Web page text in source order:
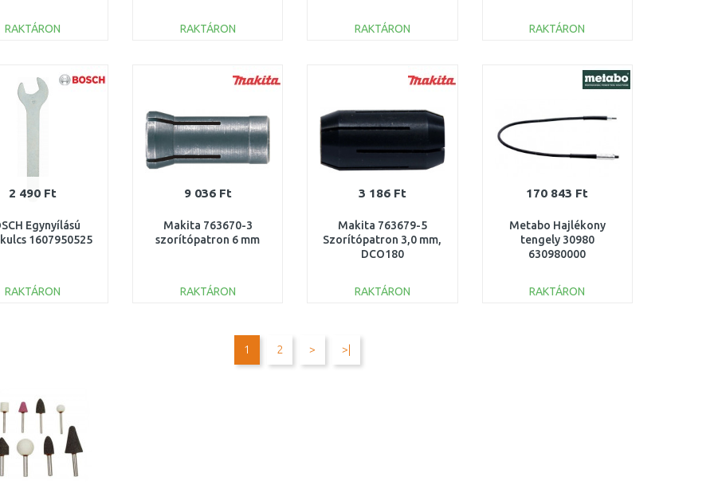
RAKTÁRON
Összehasonlítás
RAKTÁRON
Összehasonlítás
RAKTÁRON
Összehasonlítás
RAKTÁRON
Összehasonlítás
2 490 Ft
Egynyílású
1607950525
RAKTÁRON
9 036 Ft
Makita 763670-3
szorítópatron 6 mm
RAKTÁRON
3 186 Ft
Makita 763679-5
Szorítópatron 3,0 mm,
DCO180
RAKTÁRON
Összehasonlítás
170 843 Ft
Metabo Hajlékony
tengely 30980
630980000
RAKTÁRON
1 2 > >|